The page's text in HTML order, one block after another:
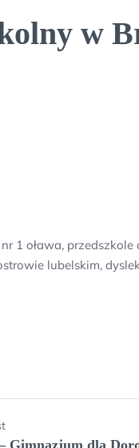
w
1 oława, przedszkole
lubelskim,
Gimnazjum dla